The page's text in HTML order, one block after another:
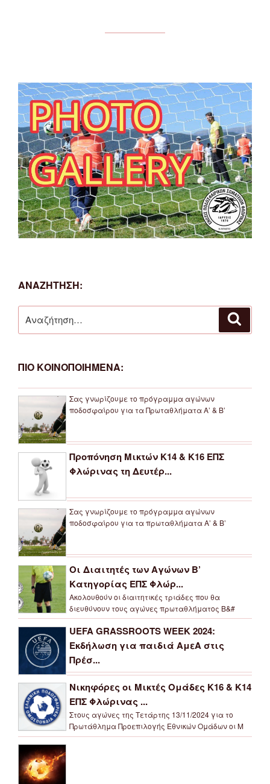
ΑΝΑΖΗΤΗΣΗ:
για:
ΠΙΟ ΚΟΙΝΟΠΟΙΗΜΕΝΑ:
Σας γνωρίζουμε το πρόγραμμα αγώνων
ποδοσφαίρου για τα Πρωταθλήματα Α’ & Β’
Προπόνηση Μικτών Κ14 & Κ16 ΕΠΣ
Φλώρινας τη Δευτέρ...
Σας γνωρίζουμε το πρόγραμμα αγώνων
ποδοσφαίρου για τα πρωταθλήματα Α’ & Β’
Οι Διαιτητές των Αγώνων Β’
Κατηγορίας ΕΠΣ Φλώρ...
Ακολουθούν οι διαιτητικές τριάδες που θα
διευθύνουν τους αγώνες πρωταθλήματος Β&#
UEFA GRASSROOTS WEEK 2024:
Εκδήλωση για παιδιά ΑμεΑ στις
Πρέσ...
Νικηφόρες οι Μικτές Ομάδες Κ16 & Κ14
ΕΠΣ Φλώρινας ...
Στους αγώνες της Τετάρτης 13/11/2024 για το
Πρωτάθλημα Προεπιλογής Εθνικών Ομάδων οι Μ